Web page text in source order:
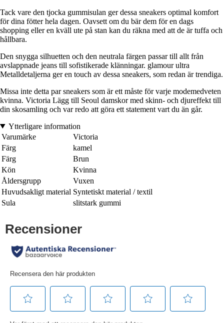
Tack vare den tjocka gummisulan ger dessa sneakers optimal komfort
för dina fötter hela dagen. Oavsett om du bär dem för en dags
shopping eller en kväll ute på stan kan du räkna med att de är tuffa och
hållbara.
Den snygga silhuetten och den neutrala färgen passar till allt från
avslappnade jeans till sofistikerade klänningar. glamour ultra
Metalldetaljerna ger en touch av dessa sneakers, som redan är trendiga.
Missa inte detta par sneakers som är ett måste för varje modemedveten
kvinna. Victoria Lägg till Seoul damskor med skinn- och djureffekt till
din skosamling och var redo att göra ett statement vart du än går.
Ytterligare information
Varumärke
Victoria
Färg
kamel
Färg
Brun
Kön
Kvinna
Åldersgrupp
Vuxen
Huvudsakligt material Syntetiskt material / textil
Sula
slitstark gummi